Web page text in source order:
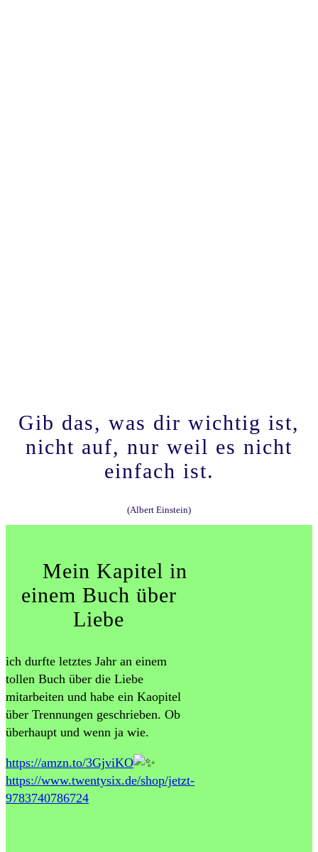
Gib das, was dir wichtig ist,
nicht auf, nur weil es nicht
einfach ist.
(Albert Einstein)
Mein Kapitel in
einem Buch über
Liebe
ich durfte letztes Jahr an einem
tollen Buch über die Liebe
mitarbeiten und habe ein Kaopitel
über Trennungen geschrieben. Ob
überhaupt und wenn ja wie.
https://amzn.to/3GjviKO
https://www.twentysix.de/shop/jetzt-
9783740786724